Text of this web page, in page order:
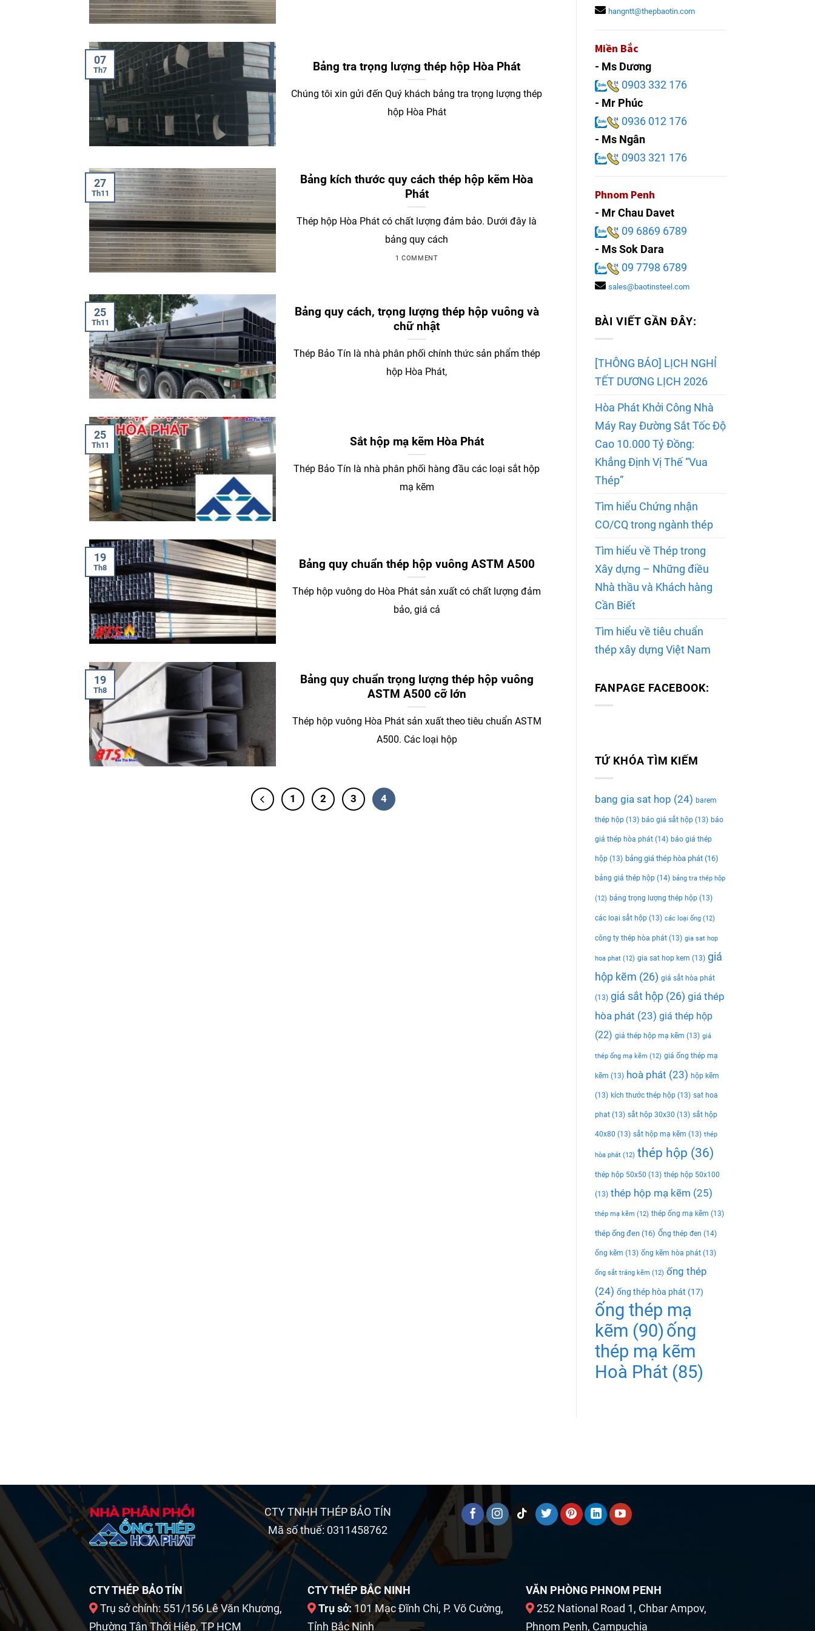
Bảng tra trọng lượng thép hộp Hòa Phát
Chúng tôi xin gửi đến Quý khách bảng tra trọng lượng thép
hộp Hòa Phát
07
Th7
Bảng kích thước quy cách thép hộp kẽm Hòa
Phát
Thép hộp Hòa Phát có chất lượng đảm bảo. Dưới đây là
bảng quy cách
1 COMMENT
27
Th11
Bảng quy cách, trọng lượng thép hộp vuông và
chữ nhật
Thép Bảo Tín là nhà phân phối chính thức sản phẩm thép
hộp Hòa Phát,
25
Th11
Sắt hộp mạ kẽm Hòa Phát
Thép Bảo Tín là nhà phân phối hàng đầu các loại sắt hộp
mạ kẽm
25
Th11
Bảng quy chuẩn thép hộp vuông ASTM A500
Thép hộp vuông do Hòa Phát sản xuất có chất lượng đảm
bảo, giá cả
19
Th8
Bảng quy chuẩn trọng lượng thép hộp vuông
ASTM A500 cỡ lớn
Thép hộp vuông Hòa Phát sản xuất theo tiêu chuẩn ASTM
A500. Các loại hộp
19
Th8
1 2 3 4
hangntt@thepbaotin.com
Miền Bắc
- Ms Dương
0903 332 176
- Mr Phúc
0936 012 176
- Ms Ngân
0903 321 176
Phnom Penh
- Mr Chau Davet
09 6869 6789
- Ms Sok Dara
09 7798 6789
sales@baotinsteel.com
BÀI VIẾT GẦN ĐÂY:
[THÔNG BÁO] LỊCH NGHỈ
TẾT DƯƠNG LỊCH 2026
Hòa Phát Khởi Công Nhà
Máy Ray Đường Sắt Tốc Độ
Cao 10.000 Tỷ Đồng:
Khẳng Định Vị Thế “Vua
Thép”
Tìm hiểu Chứng nhận
CO/CQ trong ngành thép
Tìm hiểu về Thép trong
Xây dựng – Những điều
Nhà thầu và Khách hàng
Cần Biết
Tìm hiểu về tiêu chuẩn
thép xây dựng Việt Nam
FANPAGE FACEBOOK:
TỨ KHÓA TÌM KIẾM
bang gia sat hop (24) barem
thép hộp(13) báo giá sắt hộp(13) báo
giá thép hòa phát(14) báo giá thép
hộp(13) bảng giá thép hòa phát(16)
bảng giá thép hộp(14) bảng tra thép hộp
(12) bảng trọng lượng thép hộp(13)
các loại sắt hộp(13) các loại ống(12)
công ty thép hòa phát(13) gia sat hop
hoa phat(12) gia sat hop kem (13) giá
hộp kẽm (26) giá sắt hòa phát
(13) giá sắt hộp(26) giá thép
hòa phát (23) giá thép hộp
(22) giá thép hộp mạ kẽm (13) giá
thép ống mạ kẽm (12) giá ống thép mạ
kẽm (13) hoà phát (23) hộp kẽm
(13) kích thước thép hộp(13) sat hoa
phat(13) sắt hộp 30x30 (13) sắt hộp
40x80 (13) sắt hộp mạ kẽm (13) thép
hòa phát(12) thép hộp (36)
thép hộp 50x50 (13) thép hộp 50x100
(13) thép hộp mạ kẽm (25)
thép mạ kẽm (12) thép ống mạ kẽm (13)
thép ống đen(16) Ống thép đen (14)
ống kẽm (13) ống kẽm hòa phát(13)
ống sắt tráng kẽm (12) ống thép
(24) ống thép hòa phát (17)
ống thép mạ
kẽm (90) ống
thép mạ kẽm
Hoà Phát(85)
CTY TNHH THÉP BẢO TÍN
Mã số thuế: 0311458762
CTY THÉP BẢO TÍN
Trụ sở chính: 551/156 Lê Văn Khương,
Phường Tân Thới Hiệp, TP HCM
CTY THÉP BẮC NINH
Trụ sở:101 Mạc Đĩnh Chi, P. Võ Cường,
Tỉnh Bắc Ninh
VĂN PHÒNG PHNOM PENH
252 National Road 1, Chbar Ampov,
Phnom Penh, Campuchia